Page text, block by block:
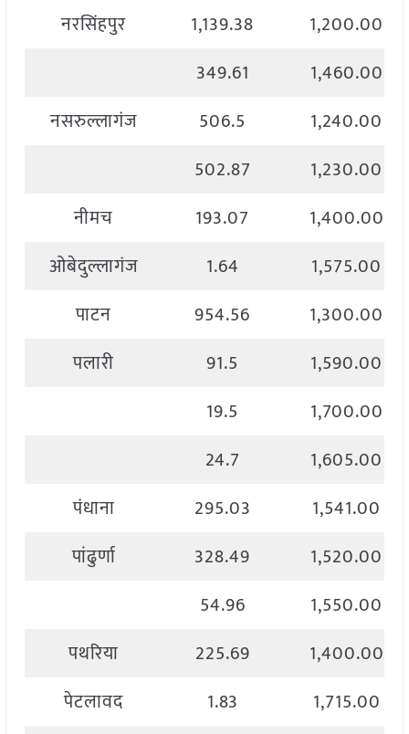
नरसिंहपुर 1,139.38
1,200.00
349.61
1,460.00
नसरुल्लागंज
506.5
1,240.00
502.87
1,230.00
नीमच
193.07
1,400.00
ओबेदुल्लागंज
1.64
1,575.00
पाटन
954.56
1,300.00
पलारी
91.5
1,590.00
19.5
1,700.00
24.7
1,605.00
पंधाना
295.03
1,541.00
पांढुर्णा
328.49
1,520.00
54.96
1,550.00
पथरिया
225.69
1,400.00
पेटलावद
1.83
1,715.00